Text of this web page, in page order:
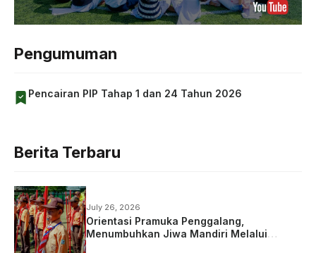
Pengumuman
Pencairan PIP Tahap 1 dan 24 Tahun 2026
Berita Terbaru
July 26, 2026
Orientasi Pramuka Penggalang,
Menumbuhkan Jiwa Mandiri Melalui